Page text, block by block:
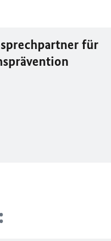
für